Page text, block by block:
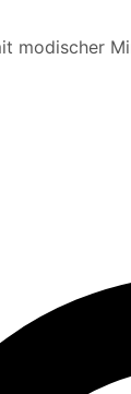
modischer